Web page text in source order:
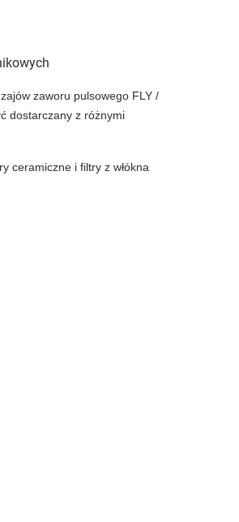
zaworu pulsowego FLY /
dostarczany z różnymi
ceramiczne i filtry z włókna